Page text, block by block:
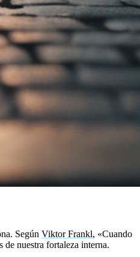
Según Viktor Frankl, «Cuando
de nuestra fortaleza interna.